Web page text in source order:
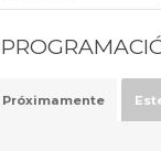
Próximamente